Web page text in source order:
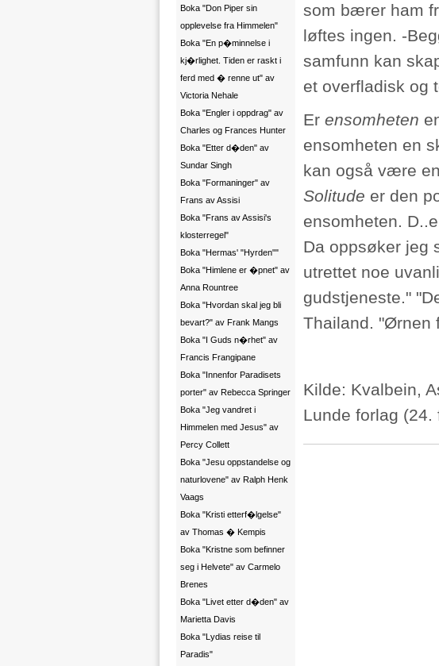
Boka "Don Piper sin
opplevelse fra Himmelen"
Boka "En p�minnelse i
kj�rlighet. Tiden er raskt i
ferd med � renne ut" av
Victoria Nehale
Boka "Engler i oppdrag" av
Charles og Frances Hunter
Boka "Etter d�den" av
Sundar Singh
Boka "Formaninger" av
Frans av Assisi
Boka "Frans av Assisi's
klosterregel"
Boka "Hermas' "Hyrden""
Boka "Himlene er �pnet" av
Anna Rountree
Boka "Hvordan skal jeg bli
bevart?" av Frank Mangs
Boka "I Guds n�rhet" av
Francis Frangipane
Boka "Innenfor Paradisets
porter" av Rebecca Springer
Boka "Jeg vandret i
Himmelen med Jesus" av
Percy Collett
Boka "Jesu oppstandelse og
naturlovene" av Ralph Henk
Vaags
Boka "Kristi etterf�lgelse"
av Thomas � Kempis
Boka "Kristne som befinner
seg i Helvete" av Carmelo
Brenes
Boka "Livet etter d�den" av
Marietta Davis
Boka "Lydias reise til
Paradis"
som bærer ham
løftes ingen. -
samfunn kan
et overfladisk og
Er ensomheten
ensomheten en
kan også være
Solitude er den
ensomheten.
Da oppsøker jeg
utrettet noe
gudstjeneste."
Thailand. "Ørnen
Kilde: Kvalbein,
Lunde forlag (24.